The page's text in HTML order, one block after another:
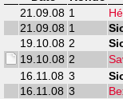
21.09.08 1
21.09.08 1
19.10.08 2
19.10.08 2
16.11.08 3
16.11.08 3